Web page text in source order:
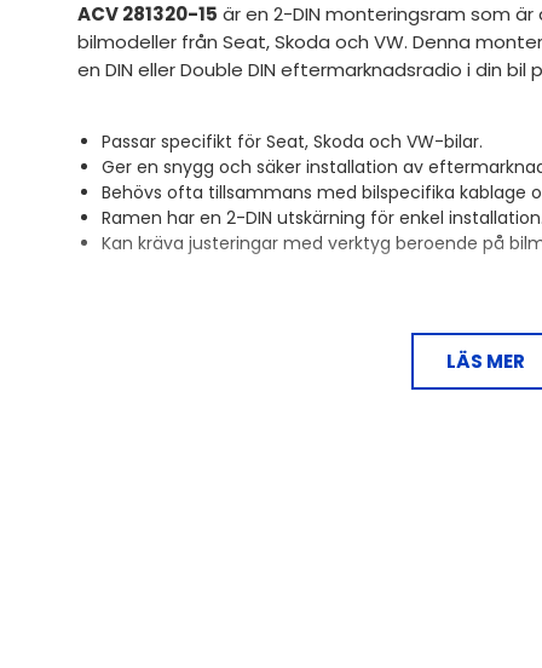
ACV 281320-15 är en 2-DIN monteringsram som
bilmodeller från Seat, Skoda och VW. Denna
en DIN eller Double DIN eftermarknadsradio i din
Passar specifikt för Seat, Skoda och VW-bilar.
Ger en snygg och säker installation av
Behövs ofta tillsammans med bilspecifika kablage
Ramen har en 2-DIN utskärning för enkel installation.
Kan kräva justeringar med verktyg beroende på
huvudenheter som passar in i bilens
eftermarknadsradio är en monteringsram nödvändig.
kablage, antennadaptrar, rattstyrningskablage och
LÄS MER